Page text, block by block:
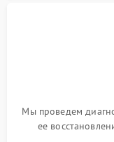
Мы проведем
ее